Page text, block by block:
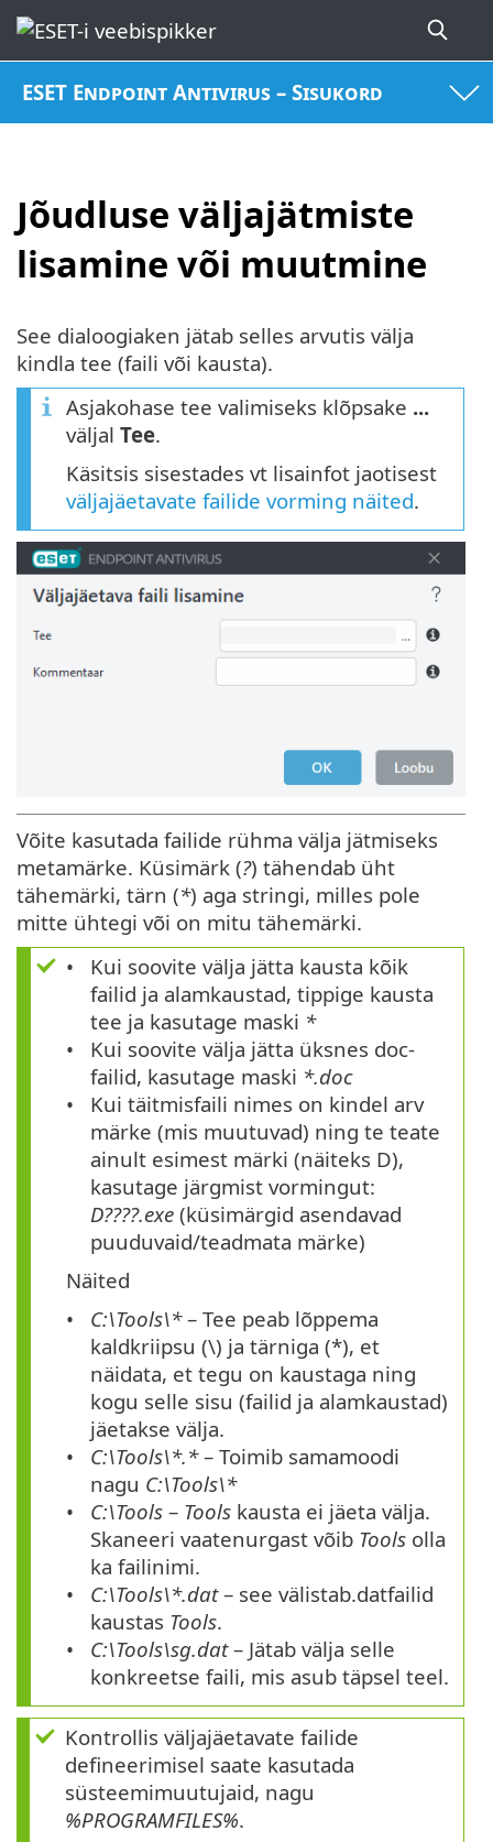
ESET Endpoint Antivirus – Sisukord
Jõudluse väljajätmiste
lisamine või muutmine
See dialoogiaken jätab selles arvutis välja
kindla tee (faili või kausta).
Asjakohase tee valimiseks klõpsake ...
väljal Tee.
Käsitsis sisestades vt lisainfot jaotisest
väljajäetavate failide vorming näited.
Võite kasutada failide rühma välja jätmiseks
metamärke. Küsimärk (?) tähendab üht
tähemärki, tärn (*) aga stringi, milles pole
mitte ühtegi või on mitu tähemärki.
Kui soovite välja jätta kausta kõik
failid ja alamkaustad, tippige kausta
tee ja kasutage maski *
Kui soovite välja jätta üksnes doc-
failid, kasutage maski *.doc
Kui täitmisfaili nimes on kindel arv
märke (mis muutuvad) ning te teate
ainult esimest märki (näiteks D),
kasutage järgmist vormingut:
D????.exe (küsimärgid asendavad
puuduvaid/teadmata märke)
Näited
C:\Tools\*– Tee peab lõppema
kaldkriipsu(\) ja tärniga(*), et
näidata, et tegu on kaustaga ning
kogu selle sisu (failid ja alamkaustad)
jäetakse välja.
C:\Tools\*.*– Toimib samamoodi
nagu C:\Tools\*
C:\Tools – Tools kausta ei jäeta välja.
Skaneeri vaatenurgast võib Tools olla
ka failinimi.
C:\Tools\*.dat– see välistab.datfailid
kaustas Tools.
C:\Tools\sg.dat– Jätab välja selle
konkreetse faili, mis asub täpsel teel.
Kontrollis väljajäetavate failide
defineerimisel saate kasutada
süsteemimuutujaid, nagu
%PROGRAMFILES%.